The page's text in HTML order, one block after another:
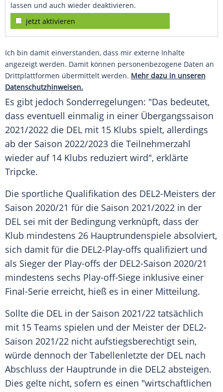
lassen und auch wieder deaktivieren.
jetzt aktivieren
Ich bin damit einverstanden, dass mir externe Inhalte
angezeigt werden. Damit können personenbezogene Daten an
Drittplattformen übermittelt werden. Mehr dazu in unseren
Datenschutzhinweisen.
Es gibt jedoch Sonderregelungen: "Das bedeutet,
dass eventuell einmalig in einer Übergangssaison
2021/2022 die DEL mit 15 Klubs spielt, allerdings
ab der Saison 2022/2023 die Teilnehmerzahl
wieder auf 14 Klubs reduziert wird", erklärte
Tripcke.
Die sportliche Qualifikation des DEL2-Meisters der
Saison 2020/21 für die Saison 2021/2022 in der
DEL sei mit der Bedingung verknüpft, dass der
Klub mindestens 26 Hauptrundenspiele absolviert,
sich damit für die DEL2-Play-offs qualifiziert und
als Sieger der Play-offs der DEL2-Saison 2020/21
mindestens sechs Play-off-Siege inklusive einer
Final-Serie erreicht, hieß es in einer Mitteilung.
Sollte die DEL in der Saison 2021/22 tatsächlich
mit 15 Teams spielen und der Meister der DEL2-
Saison 2021/22 nicht aufstiegsberechtigt sein,
würde dennoch der Tabellenletzte der DEL nach
Abschluss der Hauptrunde in die DEL2 absteigen.
Dies gelte nicht, sofern es einen "wirtschaftlichen